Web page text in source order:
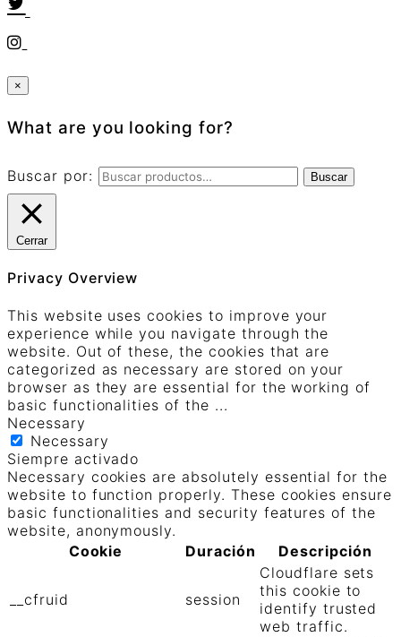
×
What are you looking for?
Buscar por: Buscar
Cerrar
Privacy Overview
This website uses cookies to improve your
experience while you navigate through the
website. Out of these, the cookies that are
categorized as necessary are stored on your
browser as they are essential for the working of
basic functionalities of the ...
Necessary
Necessary
Siempre activado
Necessary cookies are absolutely essential for the
website to function properly. These cookies ensure
basic functionalities and security features of the
website, anonymously.
Cookie
Duración Descripción
__cfruid session
Cloudflare sets
this cookie to
identify trusted
web traffic.